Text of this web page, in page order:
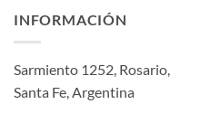
INFORMACIÓN
Sarmiento 1252, Rosario,
Santa Fe, Argentina